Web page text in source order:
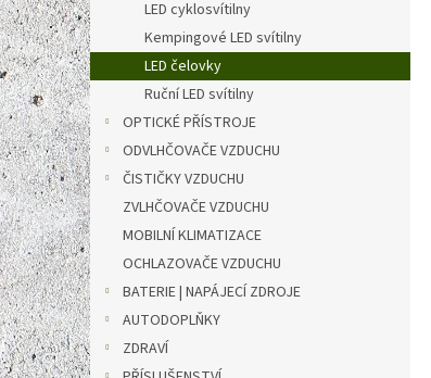
LED cyklosvítilny
Kempingové LED svítilny
LED čelovky
Ruční LED svítilny
OPTICKÉ PŘÍSTROJE
ODVLHČOVAČE VZDUCHU
ČISTIČKY VZDUCHU
ZVLHČOVAČE VZDUCHU
MOBILNÍ KLIMATIZACE
OCHLAZOVAČE VZDUCHU
BATERIE | NAPÁJECÍ ZDROJE
AUTODOPLŇKY
ZDRAVÍ